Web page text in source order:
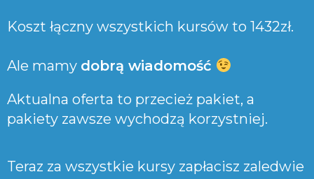
Koszt łączny wszystkich kursów to 1432zł.
Ale mamy dobrą wiadomość
Aktualna oferta to przecież pakiet, a
pakiety zawsze wychodzą korzystniej.
Teraz za wszystkie kursy zapłacisz zaledwie